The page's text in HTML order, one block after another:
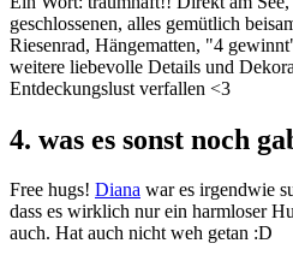
geschlossenen, alles gemütlich
Riesenrad, Hängematten, "4
weitere liebevolle Details und
Entdeckungslust verfallen <3
4. was es sonst noch
Free hugs! Diana war es irgendwie
dass es wirklich nur ein harmloser
auch. Hat auch nicht weh getan :D